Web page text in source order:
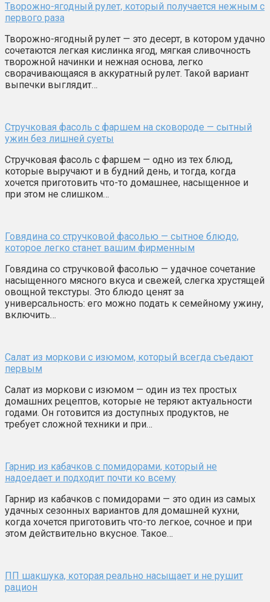
Творожно-ягодный рулет, который получается нежным с
первого раза
Творожно-ягодный рулет — это десерт, в котором удачно
сочетаются легкая кислинка ягод, мягкая сливочность
творожной начинки и нежная основа, легко
сворачивающаяся в аккуратный рулет. Такой вариант
выпечки выглядит…
Стручковая фасоль с фаршем на сковороде — сытный
ужин без лишней суеты
Стручковая фасоль с фаршем — одно из тех блюд,
которые выручают и в будний день, и тогда, когда
хочется приготовить что-то домашнее, насыщенное и
при этом не слишком…
Говядина со стручковой фасолью — сытное блюдо,
которое легко станет вашим фирменным
Говядина со стручковой фасолью — удачное сочетание
насыщенного мясного вкуса и свежей, слегка хрустящей
овощной текстуры. Это блюдо ценят за
универсальность: его можно подать к семейному ужину,
включить…
Салат из моркови с изюмом, который всегда съедают
первым
Салат из моркови с изюмом — один из тех простых
домашних рецептов, которые не теряют актуальности
годами. Он готовится из доступных продуктов, не
требует сложной техники и при…
Гарнир из кабачков с помидорами, который не
надоедает и подходит почти ко всему
Гарнир из кабачков с помидорами — это один из самых
удачных сезонных вариантов для домашней кухни,
когда хочется приготовить что-то легкое, сочное и при
этом действительно вкусное. Такое…
ПП шакшука, которая реально насыщает и не рушит
рацион